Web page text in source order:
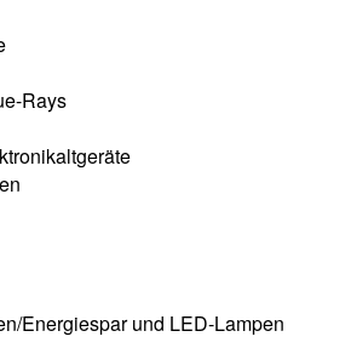
Rays
Energiespar und LED-Lampen